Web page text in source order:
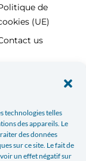
technologies telles
des appareils. Le
des données
sur ce site. Le fait de
un effet négatif sur
de
(UE)
us